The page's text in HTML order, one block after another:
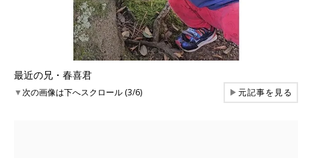
最近の兄・春喜君
▼次の画像は下へスクロール (3/6) ▶元記事を見る